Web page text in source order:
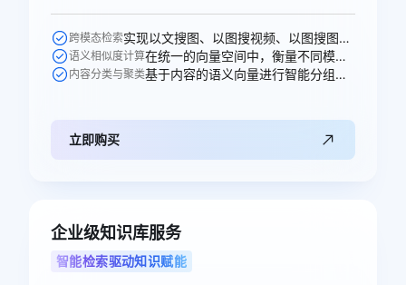
跨模态检索 实现以文搜图、以图搜视频、以图搜图等跨模态的语义搜索。
语义相似度计算 在统一的向量空间中，衡量不同模态内容之间的语义相似性。
内容分类与聚类 基于内容的语义向量进行智能分组、打标和聚类分析。
立即购买
企业级知识库服务
智能检索驱动知识赋能